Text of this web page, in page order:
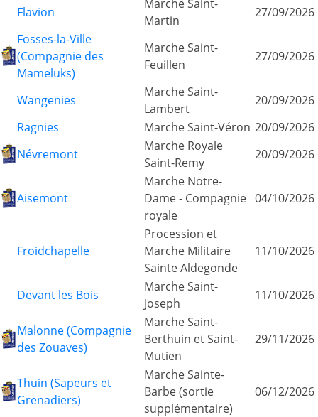
Flavion
Marche Saint-
Martin
27/09/2026
Fosses-la-Ville
(Compagnie des
Mameluks)
Marche Saint-
Feuillen
27/09/2026
Wangenies
Marche Saint-
Lambert
20/09/2026
Ragnies
Marche Saint-Véron 20/09/2026
Névremont
Marche Royale
Saint-Remy
20/09/2026
Aisemont
Marche Notre-
Dame - Compagnie
royale
04/10/2026
Froidchapelle
Procession et
Marche Militaire
Sainte Aldegonde
11/10/2026
Devant les Bois
Marche Saint-
Joseph
11/10/2026
Malonne (Compagnie
des Zouaves)
Marche Saint-
Berthuin et Saint-
Mutien
29/11/2026
Thuin (Sapeurs et
Grenadiers)
Marche Sainte-
Barbe (sortie
supplémentaire)
06/12/2026